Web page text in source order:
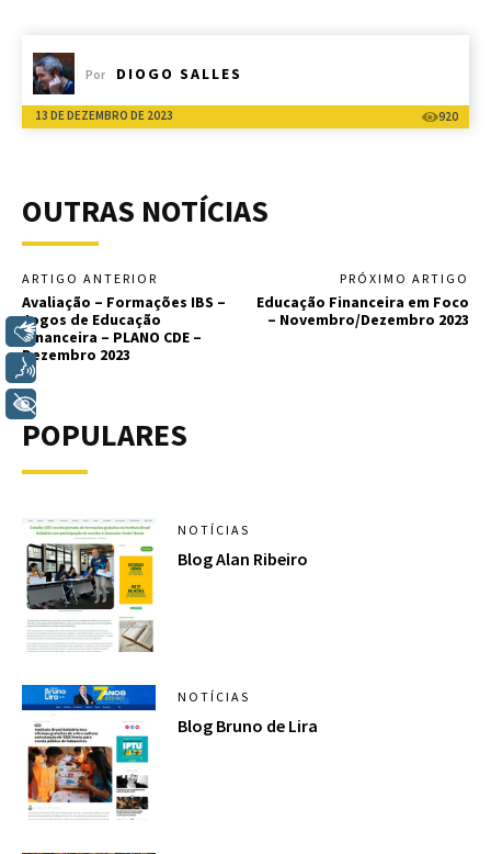
Por DIOGO SALLES
13 DE DEZEMBRO DE 2023 920
OUTRAS NOTÍCIAS
ARTIGO ANTERIOR
Avaliação – Formações IBS –
Jogos de Educação
Financeira – PLANO CDE –
Dezembro 2023
PRÓXIMO ARTIGO
Educação Financeira em Foco
– Novembro/Dezembro 2023
POPULARES
NOTÍCIAS
Blog Alan Ribeiro
NOTÍCIAS
Blog Bruno de Lira
Libras